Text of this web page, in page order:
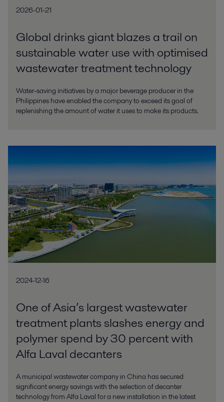
2026-01-21
Global drinks giant blazes a trail on
sustainable water use with optimised
wastewater treatment technology
Water-saving initiatives by a major beverage producer in the
Philippines have enabled the company to exceed its goal of
replenishing the amount of water it uses to make its products.
2024-12-16
One of Asia’s largest wastewater
treatment plants slashes energy and
polymer spend by 30 percent with
Alfa Laval decanters
A municipal wastewater company in China has secured
significant energy savings with the selection of decanter
technology from Alfa Laval for a new installation in the latest